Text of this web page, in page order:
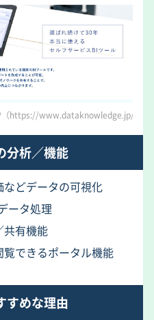
https://www.dataknowledge.jp/）
分析／機能
どデータの可視化
ータ処理
共有機能
できるポータル機能
すめな理由